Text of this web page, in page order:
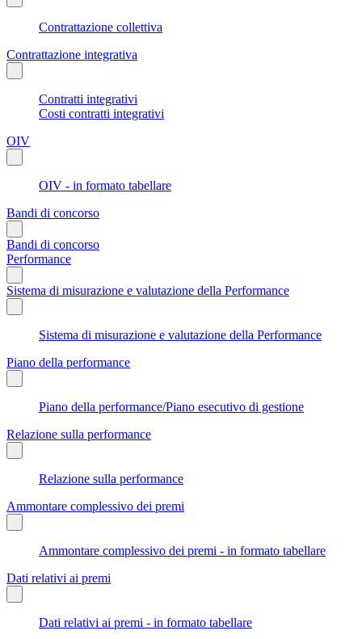
Contrattazione collettiva
Contrattazione integrativa
Contratti integrativi
Costi contratti integrativi
OIV
OIV - in formato tabellare
Bandi di concorso
Bandi di concorso
Performance
Sistema di misurazione e valutazione della Performance
Sistema di misurazione e valutazione della Performance
Piano della performance
Piano della performance/Piano esecutivo di gestione
Relazione sulla performance
Relazione sulla performance
Ammontare complessivo dei premi
Ammontare complessivo dei premi - in formato tabellare
Dati relativi ai premi
Dati relativi ai premi - in formato tabellare